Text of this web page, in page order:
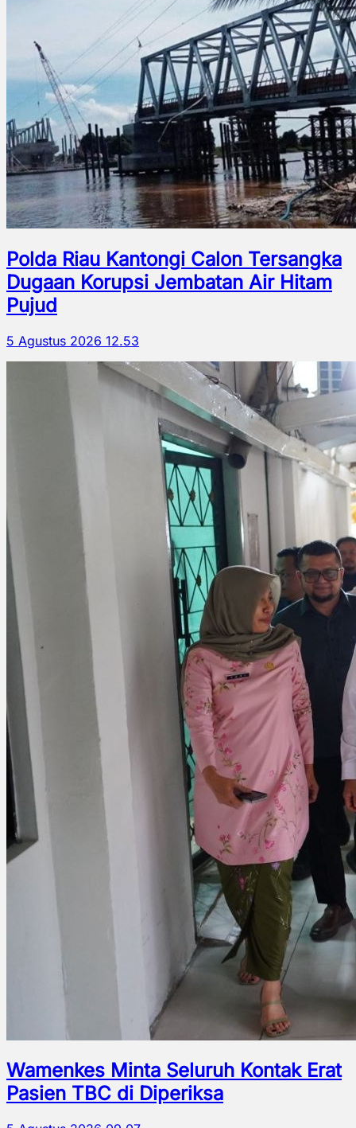
Polda Riau Kantongi Calon Tersangka
Dugaan Korupsi Jembatan Air Hitam
Pujud
5 Agustus 2026 12.53
Wamenkes Minta Seluruh Kontak Erat
Pasien TBC di Diperiksa